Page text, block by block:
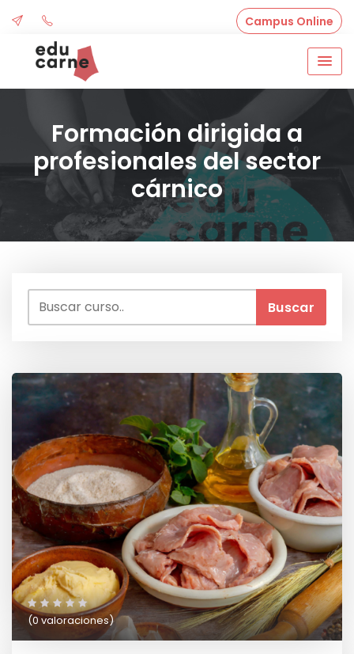
content
Campus Online
Formación dirigida a
profesionales del sector
cárnico
Buscar
(0 valoraciones)